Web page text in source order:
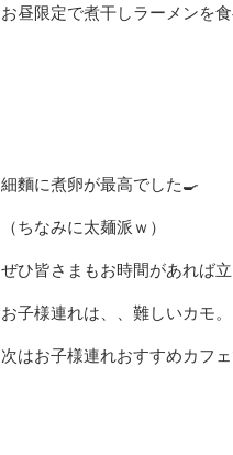
お昼限定で煮干しラーメンを
細麵に煮卵が最高でした🍳
（ちなみに太麺派ｗ）
ぜひ皆さまもお時間があれば
お子様連れは、、難しいカモ。
次はお子様連れおすすめカフ